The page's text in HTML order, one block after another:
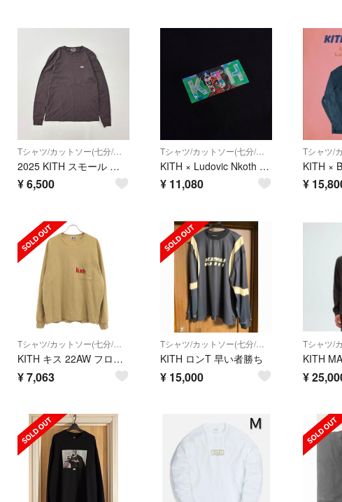
Tシャツ/カットソー(七分/長袖)
2025 KITH スモール ボックス ロゴ ロングスリーブ Tシャツ ロンT
¥6,500
Tシャツ/カットソー(七分/長袖)
KITH × Ludovic Nkoth BOX LOGO LS TEE
¥ 11,080 ¥
Tシャツ/カットソー(七分/長袖)
KITH キス 22AW フロッキーロゴ ロングスリーブポケットTシャツ 22-070-060-0038-3 ベージュ L
¥7,063
Tシャツ/カットソー(七分/長袖)
KITH ロンT 早い者勝ち
¥ 15,000 ¥